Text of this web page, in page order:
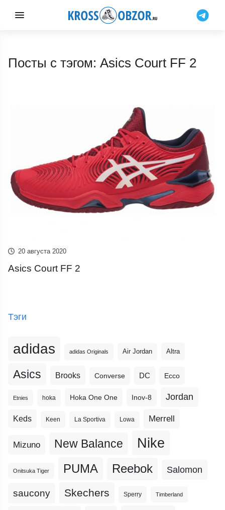
Посты с тэгом: Asics Court FF 2
20 августа 2020
Asics Court FF 2
Тэги
adidas adidas Originals Air Jordan Altra
Asics Brooks Converse DC Ecco
Etnies hoka Hoka One One Inov-8 Jordan
Keds Keen La Sportiva Lowa Merrell
Mizuno New Balance Nike
Onitsuka Tiger PUMA Reebok Salomon
saucony Skechers Sperry Timberland